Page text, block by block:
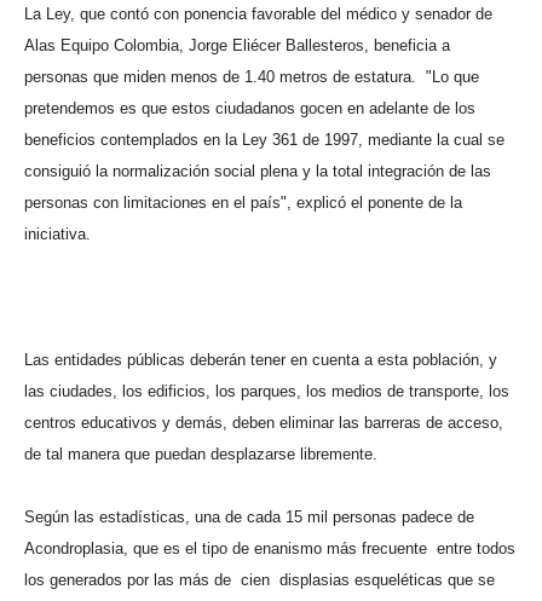
La Ley, que contó con ponencia favorable del médico y senador de
Alas Equipo Colombia, Jorge Eliécer Ballesteros, beneficia a
personas que miden menos de 1.40 metros de estatura. "Lo que
pretendemos es que estos ciudadanos gocen en adelante de los
beneficios contemplados en la Ley 361 de 1997, mediante la cual se
consiguió la normalización social plena y la total integración de las
personas con limitaciones en el país", explicó el ponente de la
iniciativa.
Las entidades públicas deberán tener en cuenta a esta población, y
las ciudades, los edificios, los parques, los medios de transporte, los
centros educativos y demás, deben eliminar las barreras de acceso,
de tal manera que puedan desplazarse libremente.
Según las estadísticas, una de cada 15 mil personas padece de
Acondroplasia, que es el tipo de enanismo más frecuente entre todos
los generados por las más de cien displasias esqueléticas que se